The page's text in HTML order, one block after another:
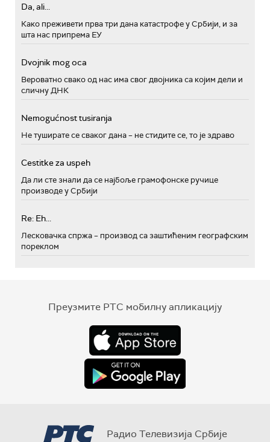
Da, ali...
Како преживети прва три дана катастрофе у Србији, и за
шта нас припрема ЕУ
Dvojnik mog oca
Вероватно свако од нас има свог двојника са којим дели и
сличну ДНК
Nemogućnost tusiranja
Не туширате се сваког дана – не стидите се, то је здраво
Cestitke za uspeh
Да ли сте знали да се најбоље грамофонске ручице
производе у Србији
Re: Eh...
Лесковачка спржа – производ са заштићеним географским
пореклом
Преузмите РТС мобилну апликацију
Радио Телевизија Србије